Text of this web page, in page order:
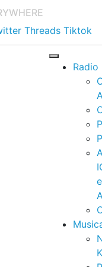
Threads Tiktok
Radio
e